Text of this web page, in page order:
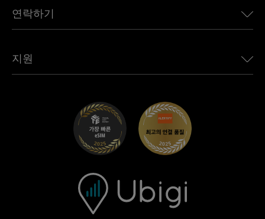
아프리카용 eSIM
모든 목적지 보기
Jeep용 Ubigi
Mini용 Ubigi
Maserati용 Ubigi
언론에 소개된 Ubigi
Ubigi 앱
연락하기
제휴 프로그램
지원